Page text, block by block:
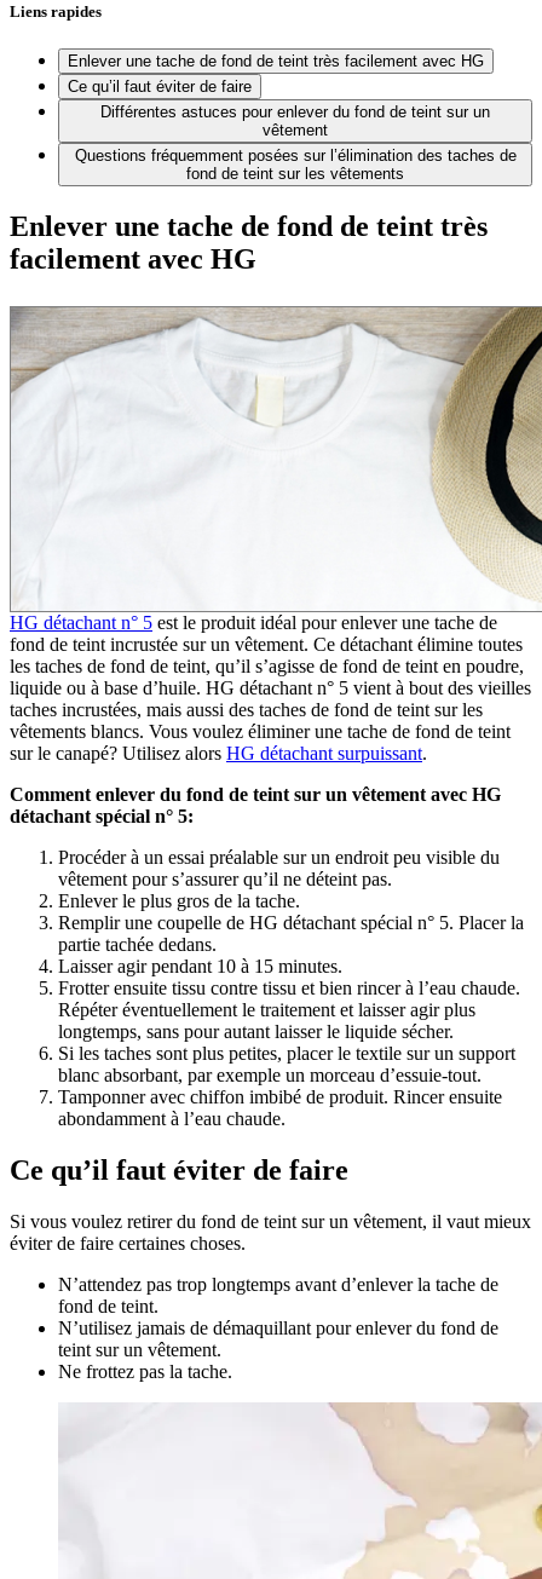
Liens rapides
Enlever une tache de fond de teint très facilement avec HG
Ce qu’il faut éviter de faire
Différentes astuces pour enlever du fond de teint sur un
vêtement
Questions fréquemment posées sur l’élimination des taches de
fond de teint sur les vêtements
Enlever une tache de fond de teint très
facilement avec HG
HG détachant n° 5 est le produit idéal pour enlever une tache de
fond de teint incrustée sur un vêtement. Ce détachant élimine toutes
les taches de fond de teint, qu’il s’agisse de fond de teint en poudre,
liquide ou à base d’huile. HG détachant n° 5 vient à bout des vieilles
taches incrustées, mais aussi des taches de fond de teint sur les
vêtements blancs. Vous voulez éliminer une tache de fond de teint
sur le canapé? Utilisez alors HG détachant surpuissant.
Comment enlever du fond de teint sur un vêtement avec HG
détachant spécial n° 5:
Procéder à un essai préalable sur un endroit peu visible du
vêtement pour s’assurer qu’il ne déteint pas.
Enlever le plus gros de la tache.
Remplir une coupelle de HG détachant spécial n° 5. Placer la
partie tachée dedans.
Laisser agir pendant 10 à 15 minutes.
Frotter ensuite tissu contre tissu et bien rincer à l’eau chaude.
Répéter éventuellement le traitement et laisser agir plus
longtemps, sans pour autant laisser le liquide sécher.
Si les taches sont plus petites, placer le textile sur un support
blanc absorbant, par exemple un morceau d’essuie-tout.
Tamponner avec chiffon imbibé de produit. Rincer ensuite
abondamment à l’eau chaude.
Ce qu’il faut éviter de faire
Si vous voulez retirer du fond de teint sur un vêtement, il vaut mieux
éviter de faire certaines choses.
N’attendez pas trop longtemps avant d’enlever la tache de
fond de teint.
N’utilisez jamais de démaquillant pour enlever du fond de
teint sur un vêtement.
Ne frottez pas la tache.